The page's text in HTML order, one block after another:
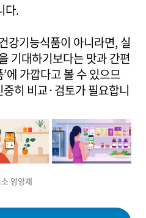
다.
강기능식품이 아니라면, 실
기대하기보다는 맛과 간편
에 가깝다고 볼 수 있으므
히 비교·검토가 필요합니
영양제